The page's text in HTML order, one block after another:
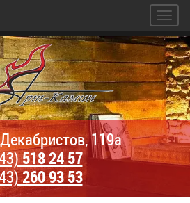
119а
518 24 57
260 93 53